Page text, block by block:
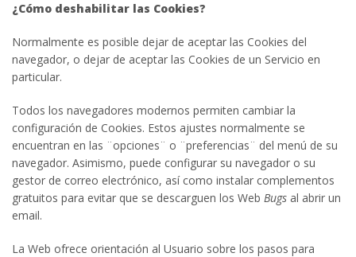
¿Cómo deshabilitar las Cookies?
Normalmente es posible dejar de aceptar las Cookies del
navegador, o dejar de aceptar las Cookies de un Servicio en
particular.
Todos los navegadores modernos permiten cambiar la
configuración de Cookies. Estos ajustes normalmente se
encuentran en las ¨opciones¨ o ¨preferencias¨ del menú de su
navegador. Asimismo, puede configurar su navegador o su
gestor de correo electrónico, así como instalar complementos
gratuitos para evitar que se descarguen los Web Bugs al abrir un
email.
La Web ofrece orientación al Usuario sobre los pasos para